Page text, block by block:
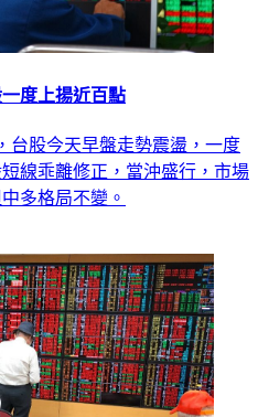
度上揚近百點
台股今天早盤走勢震盪，一度
線乖離修正，當沖盛行，市場
多格局不變。